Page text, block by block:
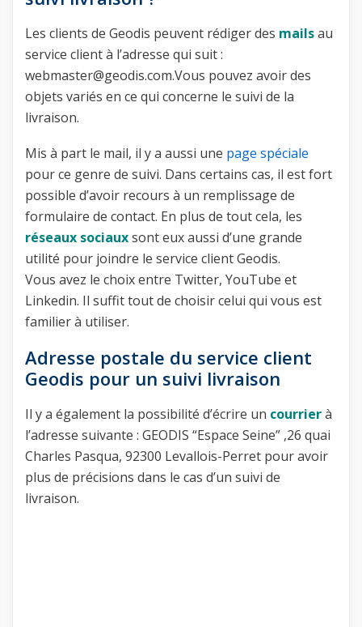
Les clients de Geodis peuvent rédiger des mailsau
service client à l’adresse qui suit :
webmaster@geodis.com.Vous pouvez avoir des
objets variés en ce qui concerne le suivi de la
livraison.
Mis à part le mail, il y a aussi une page spéciale
pour ce genre de suivi. Dans certains cas, il est fort
possible d’avoir recours à un remplissage de
formulaire de contact. En plus de tout cela, les
réseaux sociauxsont eux aussi d’une grande
utilité pour joindre le service client Geodis.
Vous avez le choix entre Twitter, YouTube et
Linkedin. Il suffit tout de choisir celui qui vous est
familier à utiliser.
Adresse postale du service client
Geodis pour un suivi livraison
Il y a également la possibilité d’écrire un courrierà
l’adresse suivante : GEODIS “Espace Seine” ,26 quai
Charles Pasqua, 92300 Levallois-Perret pour avoir
plus de précisions dans le cas d’un suivi de
livraison.